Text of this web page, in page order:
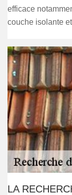
efficace
couche isolante
LA